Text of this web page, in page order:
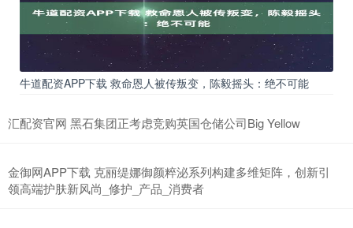
牛道配资APP下载 救命恩人被传叛变，陈毅摇头：绝不可能
汇配资官网 黑石集团正考虑竞购英国仓储公司Big Yellow
金御网APP下载 克丽缇娜御颜粹泌系列构建多维矩阵，创新引
领高端护肤新风尚_修护_产品_消费者